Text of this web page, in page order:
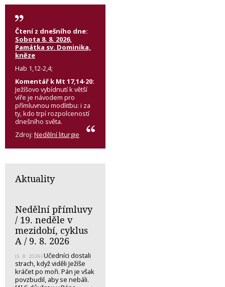
Čtení z dnešního dne:
Sobota 8. 8. 2026,
Památka sv. Dominika,
kněze
Hab 1,12-2,4;
Komentář k Mt 17,14-20:
Ježíšovo vybídnutí k větší
víře je návodem pro
přímluvnou modlitbu: i za
ty, kdo trpí rozpolceností
dnešního světa.
Zdroj: Nedělní liturgie
Aktuality
Nedělní přímluvy
/ 19. neděle v
mezidobí, cyklus
A / 9. 8. 2026
(5. 8. 2026) Učedníci dostali
strach, když viděli Ježíše
kráčet po moři. Pán je však
povzbudil, aby se nebáli.